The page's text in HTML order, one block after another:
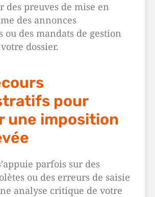
des preuves de mise en
des annonces
des mandats de gestion
dossier.
pour
une imposition
parfois sur des
ou des erreurs de saisie
analyse critique de votre